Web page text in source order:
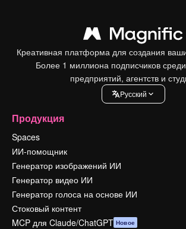
Креативная платформа для создания
Более 1 миллиона подписчиков
предприятий, агентств и
Pусский
Продукция
Spaces
ИИ-помощник
Генератор изображений ИИ
Генератор видео ИИ
Генератор голоса на основе ИИ
Стоковый контент
MCP для Claude/ChatGPT Новое